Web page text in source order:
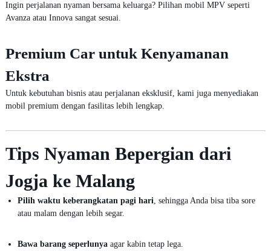
Ingin perjalanan nyaman bersama keluarga? Pilihan mobil MPV seperti
Avanza atau Innova sangat sesuai.
Premium Car untuk Kenyamanan
Ekstra
Untuk kebutuhan bisnis atau perjalanan eksklusif, kami juga menyediakan
mobil premium dengan fasilitas lebih lengkap.
Tips Nyaman Bepergian dari
Jogja ke Malang
Pilih waktu keberangkatan pagi hari, sehingga Anda bisa tiba sore
atau malam dengan lebih segar.
Bawa barang seperlunyaagar kabin tetap lega.